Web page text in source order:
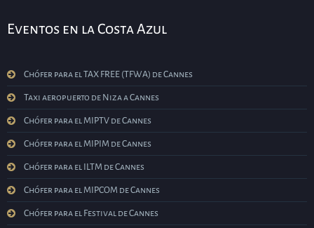
Eventos en la Costa Azul
Chófer para el TAX FREE (TFWA) de Cannes
Taxi aeropuerto de Niza a Cannes
Chófer para el MIPTV de Cannes
Chófer para el MIPIM de Cannes
Chófer para el ILTM de Cannes
Chófer para el MIPCOM de Cannes
Chófer para el Festival de Cannes